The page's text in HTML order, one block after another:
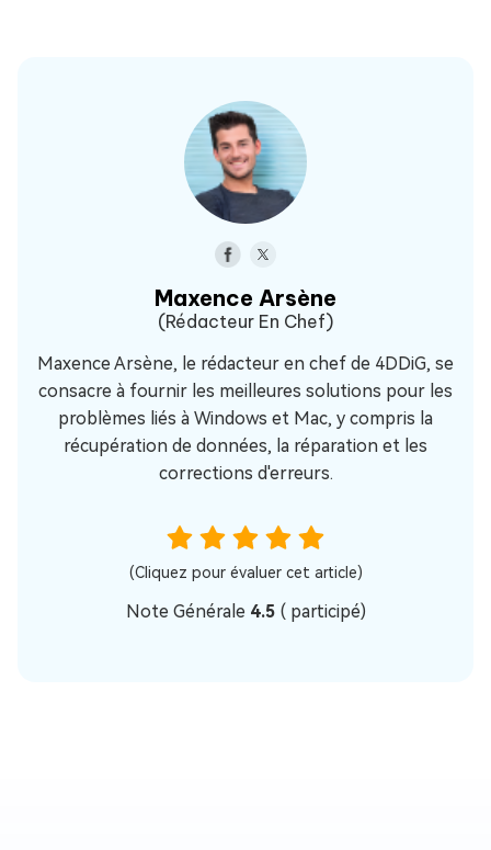
Maxence Arsène
(Rédacteur En Chef)
Maxence Arsène, le rédacteur en chef de 4DDiG, se
consacre à fournir les meilleures solutions pour les
problèmes liés à Windows et Mac, y compris la
récupération de données, la réparation et les
corrections d'erreurs.
(Cliquez pour évaluer cet article)
Note Générale 4.5 (participé)